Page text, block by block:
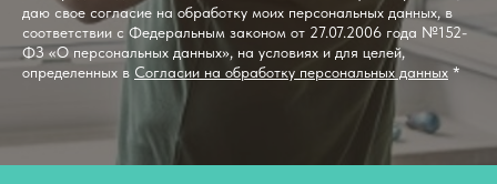
даю свое согласие на обработку моих персональных данных, в
соответствии с Федеральным законом от 27.07.2006 года №152-
ФЗ «О персональных данных», на условиях и для целей,
определенных в Согласии на обработку персональных данных *